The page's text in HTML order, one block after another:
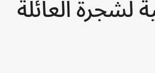
لشجرة العائلة